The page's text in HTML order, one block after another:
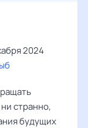
2024
странно,
будущих